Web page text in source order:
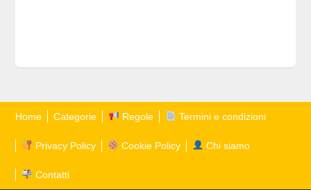
Home Categorie Regole Termini e condizioni
Privacy Policy Cookie Policy Chi siamo
Contatti